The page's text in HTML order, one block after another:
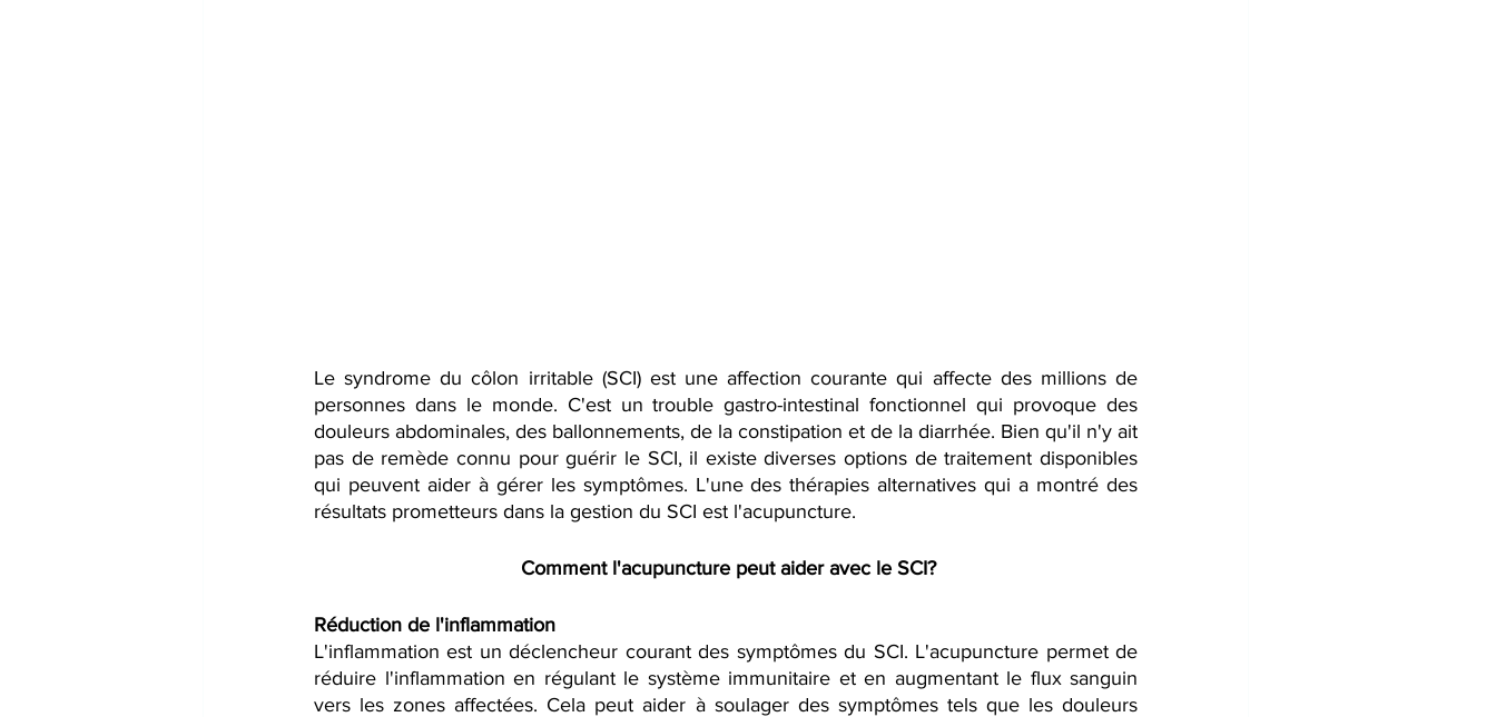
Le syndrome du côlon irritable (SCI) est une affection courante qui affecte des millions de
personnes dans le monde. C'est un trouble gastro-intestinal fonctionnel qui provoque des
douleurs abdominales, des ballonnements, de la constipation et de la diarrhée. Bien qu'il n'y ait
pas de remède connu pour guérir le SCI, il existe diverses options de traitement disponibles
qui peuvent aider à gérer les symptômes. L'une des thérapies alternatives qui a montré des
résultats prometteurs dans la gestion du SCI est l'acupuncture.
Comment l'acupuncture peut aider avec le SCI?
Réduction de l'inflammation
L'inflammation est un déclencheur courant des symptômes du SCI. L'acupuncture permet de
réduire l'inflammation en régulant le système immunitaire et en augmentant le flux sanguin
vers les zones affectées. Cela peut aider à soulager des symptômes tels que les douleurs